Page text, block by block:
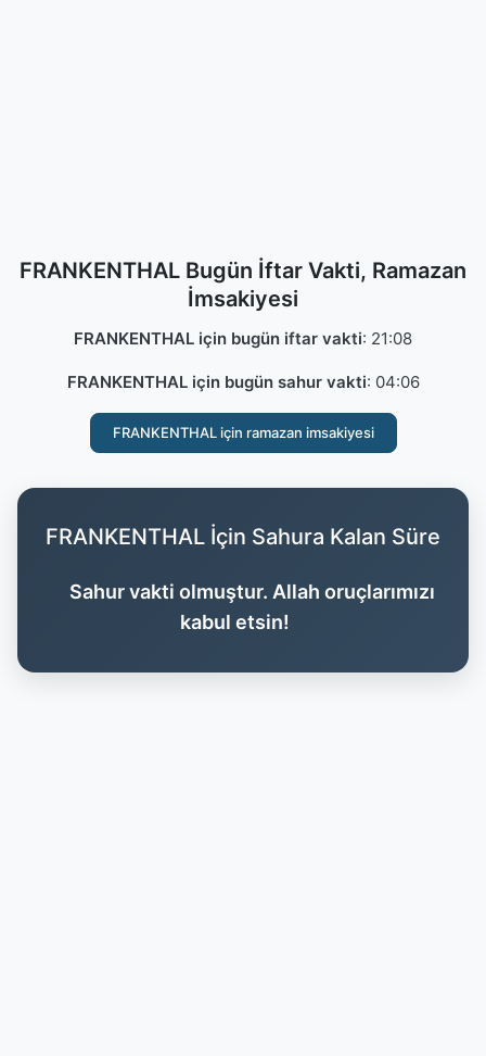
FRANKENTHAL Bugün İftar Vakti, Ramazan
İmsakiyesi
FRANKENTHAL için bugün iftar vakti: 21:08
FRANKENTHAL için bugün sahur vakti: 04:06
FRANKENTHAL için ramazan imsakiyesi
FRANKENTHAL İçin Sahura Kalan Süre
Sahur vakti olmuştur. Allah oruçlarımızı
kabul etsin!